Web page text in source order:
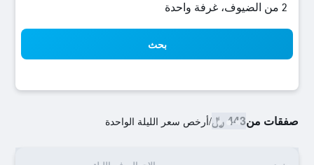
2 من الضيوف، غرفة واحدة
بحث
صفقات من443 ﷼ /أرخص سعر الليلة الواحدة